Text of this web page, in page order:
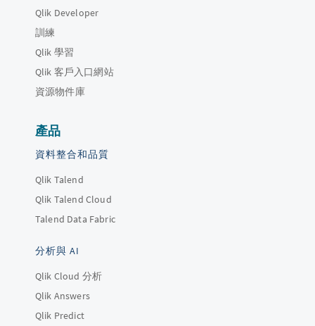
Qlik Developer
訓練
Qlik 學習
Qlik 客戶入口網站
資源物件庫
產品
資料整合和品質
Qlik Talend
Qlik Talend Cloud
Talend Data Fabric
分析與 AI
Qlik Cloud 分析
Qlik Answers
Qlik Predict